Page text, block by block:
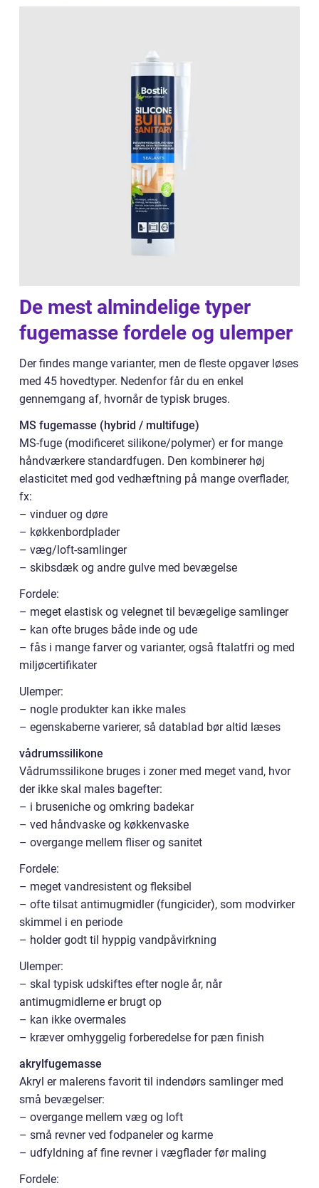
De mest almindelige typer
fugemasse fordele og ulemper
Der findes mange varianter, men de fleste opgaver løses
med 45 hovedtyper. Nedenfor får du en enkel
gennemgang af, hvornår de typisk bruges.
MS fugemasse (hybrid / multifuge)
MS-fuge (modificeret silikone/polymer) er for mange
håndværkere standardfugen. Den kombinerer høj
elasticitet med god vedhæftning på mange overflader,
fx:
– vinduer og døre
– køkkenbordplader
– væg/loft-samlinger
– skibsdæk og andre gulve med bevægelse
Fordele:
– meget elastisk og velegnet til bevægelige samlinger
– kan ofte bruges både inde og ude
– fås i mange farver og varianter, også ftalatfri og med
miljøcertifikater
Ulemper:
– nogle produkter kan ikke males
– egenskaberne varierer, så datablad bør altid læses
vådrumssilikone
Vådrumssilikone bruges i zoner med meget vand, hvor
der ikke skal males bagefter:
– i bruseniche og omkring badekar
– ved håndvaske og køkkenvaske
– overgange mellem fliser og sanitet
Fordele:
– meget vandresistent og fleksibel
– ofte tilsat antimugmidler (fungicider), som modvirker
skimmel i en periode
– holder godt til hyppig vandpåvirkning
Ulemper:
– skal typisk udskiftes efter nogle år, når
antimugmidlerne er brugt op
– kan ikke overmales
– kræver omhyggelig forberedelse for pæn finish
akrylfugemasse
Akryl er malerens favorit til indendørs samlinger med
små bevægelser:
– overgange mellem væg og loft
– små revner ved fodpaneler og karme
– udfyldning af fine revner i vægflader før maling
Fordele: